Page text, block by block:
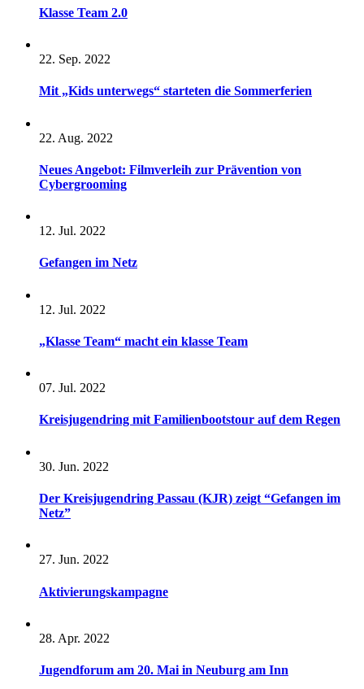
Klasse Team 2.0
22. Sep. 2022
Mit „Kids unterwegs“ starteten die Sommerferien
22. Aug. 2022
Neues Angebot: Filmverleih zur Prävention von
Cybergrooming
12. Jul. 2022
Gefangen im Netz
12. Jul. 2022
„Klasse Team“ macht ein klasse Team
07. Jul. 2022
Kreisjugendring mit Familienbootstour auf dem Regen
30. Jun. 2022
Der Kreisjugendring Passau (KJR) zeigt “Gefangen im
Netz”
27. Jun. 2022
Aktivierungskampagne
28. Apr. 2022
Jugendforum am 20. Mai in Neuburg am Inn